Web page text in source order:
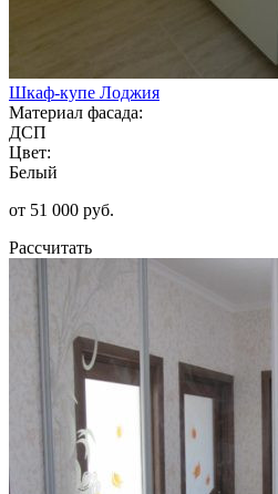
Шкаф-купе Лоджия
Материал фасада:
ДСП
Цвет:
Белый
от 51 000 руб.
Рассчитать